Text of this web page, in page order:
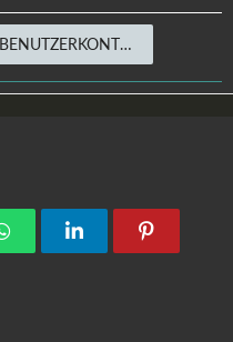
BENUTZERKONTO ERSTELLEN